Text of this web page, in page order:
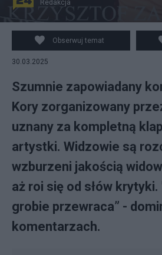
Redakcja
Obserwuj temat
30.03.2025
Szumnie zapowiadany
Kory zorganizowany
uznany za kompletną
artystki. Widzowie są
wzburzeni jakością
aż roi się od słów krytyki.
grobie przewraca” -
komentarzach.